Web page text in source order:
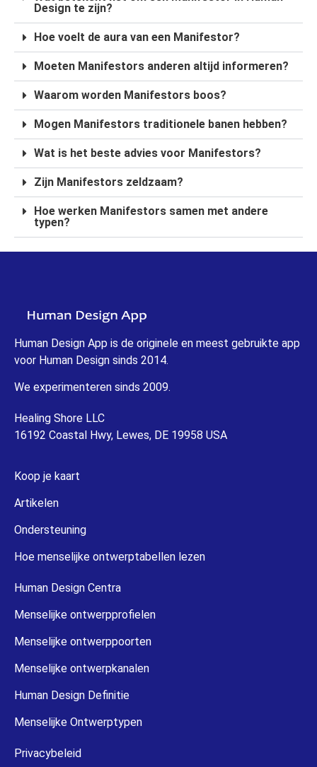
Design te zijn?
Hoe voelt de aura van een Manifestor?
Moeten Manifestors anderen altijd informeren?
Waarom worden Manifestors boos?
Mogen Manifestors traditionele banen hebben?
Wat is het beste advies voor Manifestors?
Zijn Manifestors zeldzaam?
Hoe werken Manifestors samen met andere
typen?
Human Design App is de originele en meest gebruikte app
voor Human Design sinds 2014.
We experimenteren sinds 2009.
Healing Shore LLC
16192 Coastal Hwy, Lewes, DE 19958 USA
Koop je kaart
Artikelen
Ondersteuning
Hoe menselijke ontwerptabellen lezen
Human Design Centra
Menselijke ontwerpprofielen
Menselijke ontwerppoorten
Menselijke ontwerpkanalen
Human Design Definitie
Menselijke Ontwerptypen
Privacybeleid